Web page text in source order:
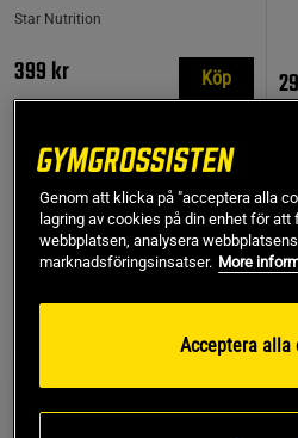
Star Nutrition
399 kr Köp
TOPPSÄLJARE
PRISVÄRD
Genom att klicka på "acceptera alla
lagring av cookies på din enhet för
webbplatsen, analysera
marknadsföringsinsatser. More
Acceptera alla